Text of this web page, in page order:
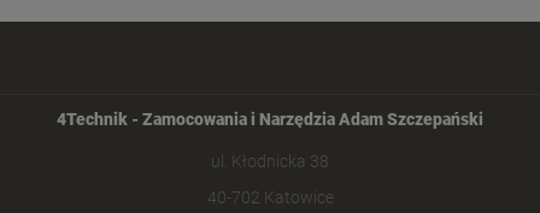
4Technik - Zamocowania i Narzędzia Adam Szczepański
ul. Kłodnicka 38
40-702 Katowice